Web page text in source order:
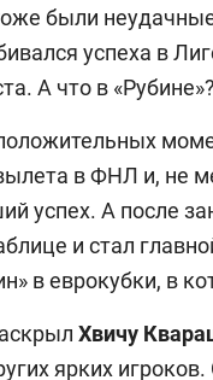
были
успеха в
А что в «Рубине»?
в ФНЛ и, не
успех. А после
и стал
в еврокубки, в
Хвичу
ярких